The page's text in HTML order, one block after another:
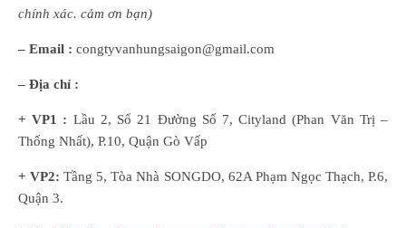
chính xác. cảm ơn bạn)
– Email : congtyvanhungsaigon@gmail.com
– Địa chỉ :
+ VP1 : Lầu 2, Số 21 Đường Số 7, Cityland (Phan Văn Trị –
Thống Nhất), P.10, Quận Gò Vấp
+ VP2:Tầng 5, Tòa Nhà SONGDO, 62A Phạm Ngọc Thạch, P.6,
Quận 3.